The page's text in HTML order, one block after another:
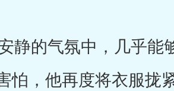
静的气氛中，几乎能
怕，他再度将衣服拢